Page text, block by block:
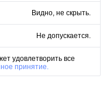
Видно, не скрыть.
Не допускается.
удовлетворить все
принятие.